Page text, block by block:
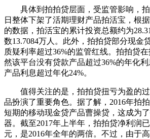
具体到拍拍贷层面，受监管影响，拍
日整体下架了活期理财产品拍活宝，根
的数据，拍活宝的累计投资总额约为
数13.7084万人。此外，拍拍贷部分现金
质疑利率超过36%的监管红线。拍拍贷
然该平台没有贷款产品超过36%的年化
产品利息超过年化24%。
值得关注的是，拍拍贷扭亏为盈的过
品扮演了重要角色。据了解，2016年拍拍
短期的移动现金贷产品曹操贷，这成为
器。截至2017年上半年，拍拍贷净利润
元，是2016年全年的两倍。不过，由于